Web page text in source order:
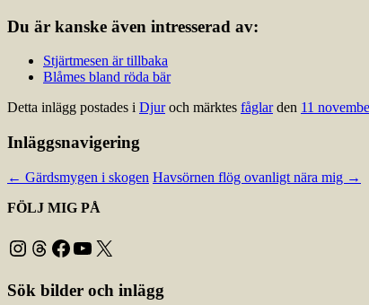
Du är kanske även intresserad av:
Stjärtmesen är tillbaka
Blåmes bland röda bär
Detta inlägg postades i Djuroch märktes fåglarden 11
Inläggsnavigering
← Gärdsmygen i skogen Havsörnen flög ovanligt nära mig →
FÖLJ MIG PÅ
Instagram
Threads
Facebook
YouTube
X
Sök bilder och inlägg